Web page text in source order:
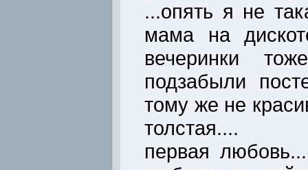
...опять я не
мама на
вечеринки
подзабыли
тому же не
толстая....
первая